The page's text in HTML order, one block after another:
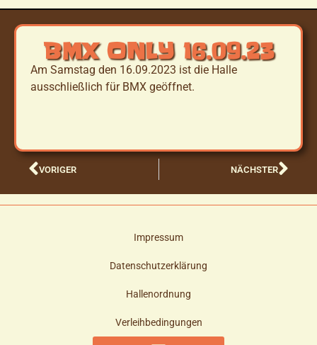
BMX ONLY 16.09.23
Am Samstag den 16.09.2023 ist die Halle
ausschließlich für BMX geöffnet.
VORIGER NÄCHSTER
Impressum
Datenschutzerklärung
Hallenordnung
Verleihbedingungen